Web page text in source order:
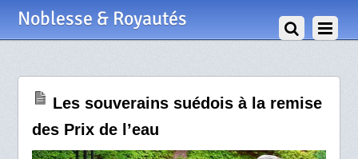
Noblesse & Royautés
Les souverains suédois à la remise
des Prix de l’eau